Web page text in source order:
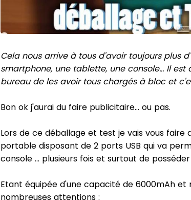
Cela nous arrive à tous d'avoir toujours plus
smartphone, une tablette, une console... Il
bureau de les avoir tous chargés à bloc et
Bon ok j'aurai du faire publicitaire... ou pas.
Lors de ce déballage et test je vais vous faire
portable disposant de 2 ports USB qui va
console ... plusieurs fois et surtout de
Etant équipée d'une capacité de 6000mAh et
nombreuses attentions :